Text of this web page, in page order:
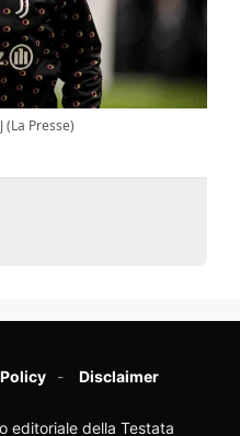
(La Presse)
Disclaimer
editoriale della Testata